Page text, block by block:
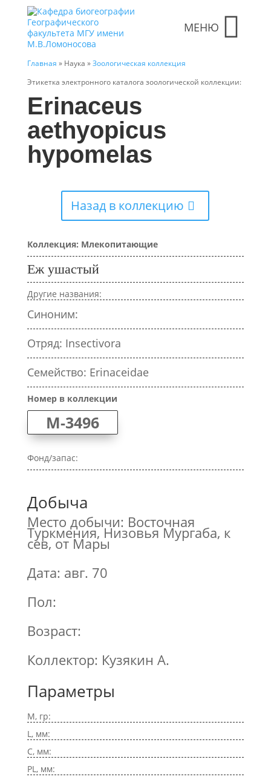
МЕНЮ
Главная » Наука »Зоологическая коллекция
Этикетка электронного каталога зоологической коллекции:
Erinaceus
aethyopicus
hypomelas
Назад в коллекцию
Коллекция: Млекопитающие
Еж ушастый
Другие названия:
Синоним:
Отряд: Insectivora
Семейство: Erinaceidae
Номер в коллекции
M-3496
Фонд/запас:
Добыча
Место добычи: Восточная
Туркмения, Низовья Мургаба, к
сев, от Мары
Дата: авг. 70
Пол:
Возраст:
Коллектор: Кузякин А.
Параметры
M, гр:
L, мм:
C, мм:
PL, мм: